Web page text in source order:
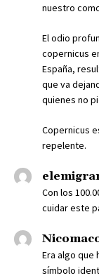
nuestro
El odio
copernicus
España,
que va
quienes no
Copernicus
repelente.
Con los
cuidar este
Era algo que
símbolo